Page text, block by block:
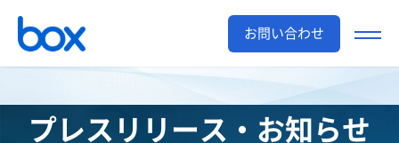
お問い合わせ
プレスリリース・お知らせ